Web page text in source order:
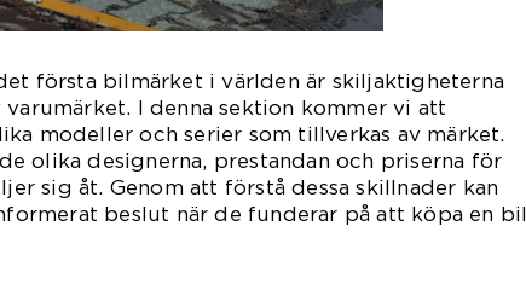
första bilmärket i världen är skiljaktigheterna
I denna sektion kommer vi att
modeller och serier som tillverkas av märket.
olika designerna, prestandan och priserna för
sig åt. Genom att förstå dessa skillnader kan
beslut när de funderar på att köpa en bil